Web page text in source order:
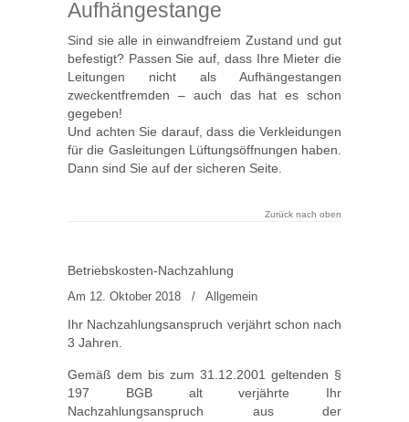
Aufhängestange
Sind sie alle in einwandfreiem Zustand und gut
befestigt? Passen Sie auf, dass Ihre Mieter die
Leitungen nicht als Aufhängestangen
zweckentfremden – auch das hat es schon
gegeben!
Und achten Sie darauf, dass die Verkleidungen
für die Gasleitungen Lüftungsöffnungen haben.
Dann sind Sie auf der sicheren Seite.
Zurück nach oben
Betriebskosten-Nachzahlung
Am 12. Oktober 2018 / Allgemein
Ihr Nachzahlungsanspruch verjährt schon nach
3 Jahren.
Gemäß dem bis zum 31.12.2001 geltenden §
197 BGB alt verjährte Ihr
Nachzahlungsanspruch aus der